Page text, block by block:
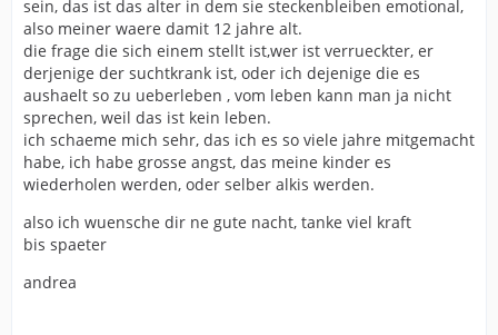
sein, das ist das alter in dem sie steckenbleiben emotional,
also meiner waere damit 12 jahre alt.
die frage die sich einem stellt ist,wer ist verrueckter, er
derjenige der suchtkrank ist, oder ich dejenige die es
aushaelt so zu ueberleben , vom leben kann man ja nicht
sprechen, weil das ist kein leben.
ich schaeme mich sehr, das ich es so viele jahre mitgemacht
habe, ich habe grosse angst, das meine kinder es
wiederholen werden, oder selber alkis werden.
also ich wuensche dir ne gute nacht, tanke viel kraft
bis spaeter
andrea